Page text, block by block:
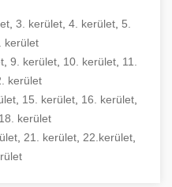
3. kerület 4. kerület 5.
kerület
, 9. kerület, 10. kerület, 11.
kerület
15. kerület 16. kerület
18. kerület
21. kerület 22.kerület